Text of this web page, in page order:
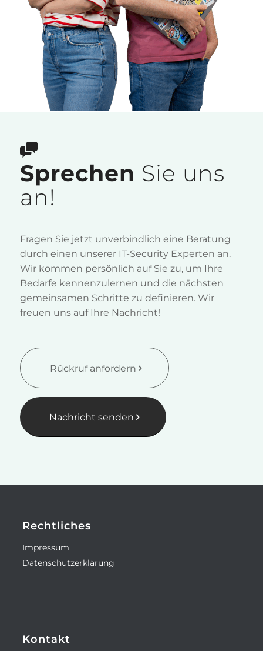
SprechenSie uns
an!
Fragen Sie jetzt unverbindlich eine Beratung
Bedarfe kennenzulernen und die nächsten
gemeinsamen Schritte zu definieren. Wir
freuen uns auf Ihre Nachricht!
Datenschutzerklärung